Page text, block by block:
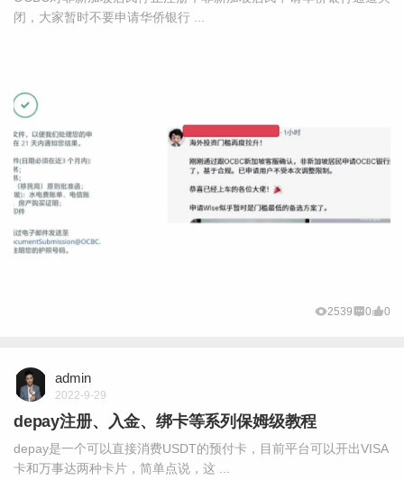
闭，大家暂时不要申请华侨银行 ...
2539 0 0
admin
2022-9-29
depay注册、入金、绑卡等系列保姆级教程
depay是一个可以直接消费USDT的预付卡，目前平台可以开出VISA
卡和万事达两种卡片，简单点说，这 ...